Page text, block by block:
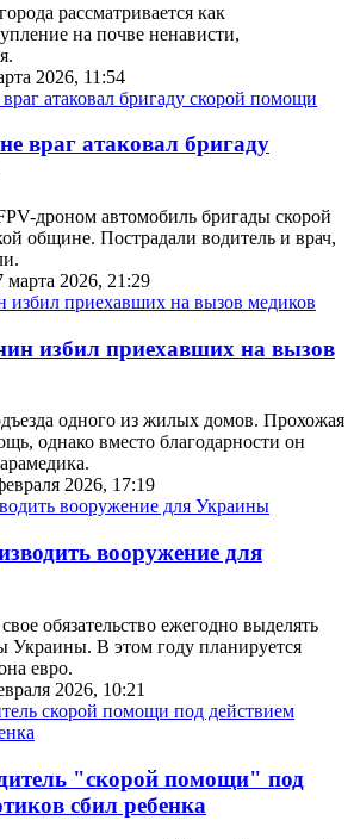
рассматривается как
на почве ненависти,
2026, 11:54
враг атаковал бригаду
дроном автомобиль бригады скорой
общине. Пострадали водитель и врач,
марта 2026, 21:29
избил приехавших на вызов
одного из жилых домов. Прохожая
однако вместо благодарности он
2026, 17:19
вооружение для
обязательство ежегодно выделять
В этом году планируется
евро.
2026, 10:21
"скорой помощи" под
сбил ребенка